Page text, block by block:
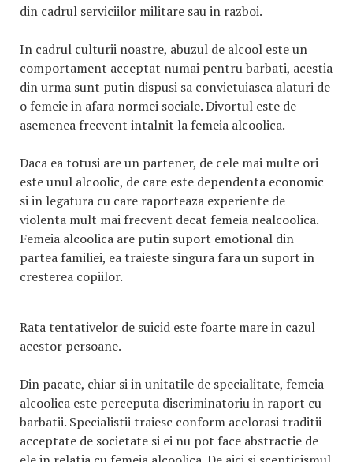
din cadrul serviciilor militare sau in razboi.
In cadrul culturii noastre, abuzul de alcool este un
comportament acceptat numai pentru barbati, acestia
din urma sunt putin dispusi sa convietuiasca alaturi de
o femeie in afara normei sociale. Divortul este de
asemenea frecvent intalnit la femeia alcoolica.
Daca ea totusi are un partener, de cele mai multe ori
este unul alcoolic, de care este dependenta economic
si in legatura cu care raporteaza experiente de
violenta mult mai frecvent decat femeia nealcoolica.
Femeia alcoolica are putin suport emotional din
partea familiei, ea traieste singura fara un suport in
cresterea copiilor.
Rata tentativelor de suicid este foarte mare in cazul
acestor persoane.
Din pacate, chiar si in unitatile de specialitate, femeia
alcoolica este perceputa discriminatoriu in raport cu
barbatii. Specialistii traiesc conform acelorasi traditii
acceptate de societate si ei nu pot face abstractie de